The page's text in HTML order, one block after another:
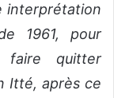
interprétation
1961, pour
faire quitter
Itté, après ce